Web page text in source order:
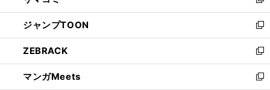
開
く
ウ
で
開
く
ン
ド
ウ
で
開
く
ウ
ィ
ン
ド
ウ
で
し
い
ウ
ィ
ン
ド
ジャンプTOON
新
し
い
ウ
ィ
ZEBRACK
新
し
い
マンガMeets
新